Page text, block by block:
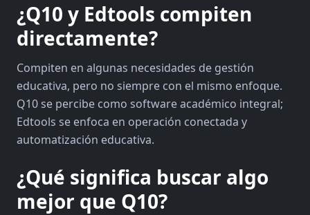
¿Q10 y Edtools compiten
directamente?
Compiten en algunas necesidades de gestión
educativa, pero no siempre con el mismo enfoque.
Q10 se percibe como software académico integral;
Edtools se enfoca en operación conectada y
automatización educativa.
¿Qué significa buscar algo
mejor que Q10?